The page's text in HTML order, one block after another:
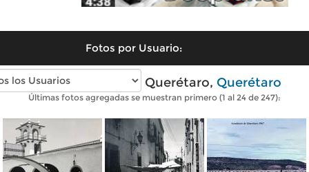
Fotos por Usuario:
Fotos antiguas de Querétaro, Querétaro
Últimas fotos agregadas se muestran primero (1 al 24 de 247):